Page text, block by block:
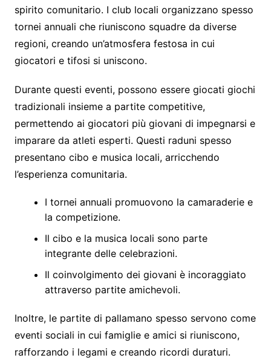
spirito comunitario. I club locali organizzano spesso
tornei annuali che riuniscono squadre da diverse
regioni, creando un’atmosfera festosa in cui
giocatori e tifosi si uniscono.
Durante questi eventi, possono essere giocati giochi
tradizionali insieme a partite competitive,
permettendo ai giocatori più giovani di impegnarsi e
imparare da atleti esperti. Questi raduni spesso
presentano cibo e musica locali, arricchendo
l’esperienza comunitaria.
I tornei annuali promuovono la camaraderie e
la competizione.
Il cibo e la musica locali sono parte
integrante delle celebrazioni.
Il coinvolgimento dei giovani è incoraggiato
attraverso partite amichevoli.
Inoltre, le partite di pallamano spesso servono come
eventi sociali in cui famiglie e amici si riuniscono,
rafforzando i legami e creando ricordi duraturi.